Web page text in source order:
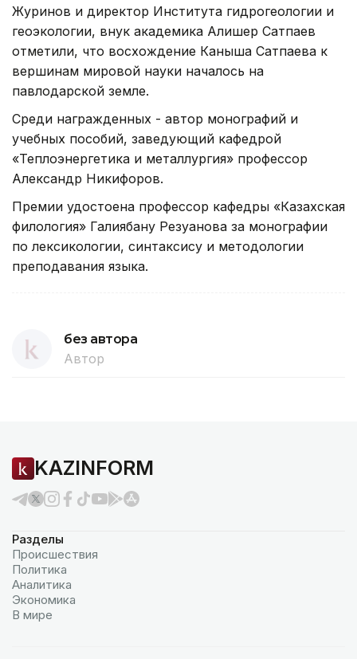
Журинов и директор Института гидрогеологии и
геоэкологии, внук академика Алишер Сатпаев
отметили, что восхождение Каныша Сатпаева к
вершинам мировой науки началось на
павлодарской земле.
Среди награжденных - автор монографий и
учебных пособий, заведующий кафедрой
«Теплоэнергетика и металлургия» профессор
Александр Никифоров.
Премии удостоена профессор кафедры «Казахская
филология» Галиябану Резуанова за монографии
по лексикологии, синтаксису и методологии
преподавания языка.
без автора
Автор
KAZINFORM
Разделы
Происшествия
Политика
Аналитика
Экономика
В мире